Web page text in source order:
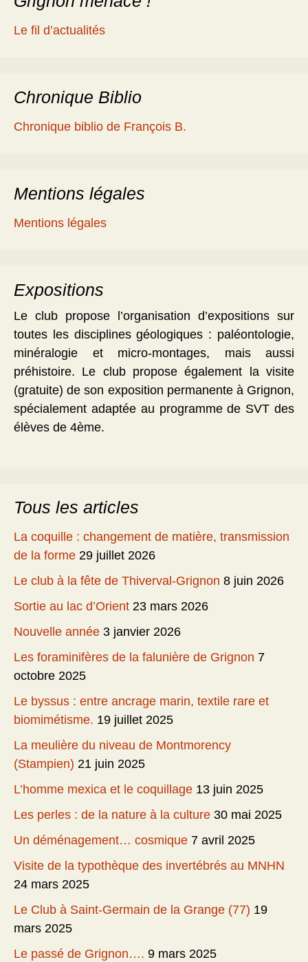
Le fil d’actualités
Chronique Biblio
Chronique biblio de François B.
Mentions légales
Mentions légales
Expositions
Le club propose l’organisation d’expositions sur
toutes les disciplines géologiques : paléontologie,
minéralogie et micro-montages, mais aussi
préhistoire. Le club propose également la visite
(gratuite) de son exposition permanente à Grignon,
spécialement adaptée au programme de SVT des
élèves de 4ème.
Tous les articles
La coquille : changement de matière, transmission
de la forme 29 juillet 2026
Le club à la fête de Thiverval-Grignon 8 juin 2026
Sortie au lac d’Orient 23 mars 2026
Nouvelle année 3 janvier 2026
Les foraminifères de la falunière de Grignon 7
octobre 2025
Le byssus : entre ancrage marin, textile rare et
biomimétisme. 19 juillet 2025
La meulière du niveau de Montmorency
(Stampien) 21 juin 2025
L’homme mexica et le coquillage 13 juin 2025
Les perles : de la nature à la culture 30 mai 2025
Un déménagement… cosmique 7 avril 2025
Visite de la typothèque des invertébrés au MNHN
24 mars 2025
Le Club à Saint-Germain de la Grange (77) 19
mars 2025
Le passé de Grignon…. 9 mars 2025